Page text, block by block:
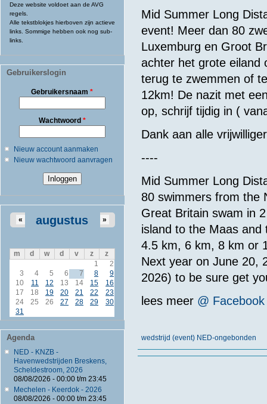
Deze website voldoet aan de AVG
regels.
Alle tekstblokjes hierboven zijn actieve
links. Sommige hebben ook nog sub-
links.
Gebruikerslogin
Gebruikersnaam*
Wachtwoord *
Nieuw account aanmaken
Nieuw wachtwoord aanvragen
augustus
« »
m d w d v z
z
1
2
3
4 5 6 7 8
9
10
11 12 13 14 15
16
17
18 19 20 21 22
23
24
25 26 27 28 29
30
31
Agenda
NED - KNZB -
Havenwedstrijden Breskens,
Scheldestroom, 2026
08/08/2026 - 00:00t/m 23:45
Mechelen - Keerdok - 2026
08/08/2026 - 00:00t/m 23:45
Mid Summer Long
event! Meer dan 80
Luxemburg en Groot
achter het grote eiland
terug te zwemmen of
12km! De nazit met
op, schrijf tijdig in (
Dank aan alle
----
Mid Summer Long
80 swimmers from the
Great Britain swam in
island to the Maas
4.5 km, 6 km, 8 km or
Next year on June 20,
2026) to be sure get
lees meer @ Facebook
wedstrijd (event) NED-ongebonden